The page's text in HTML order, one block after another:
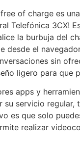
of charge es
Telefónica 3CX!
la burbuja del
desde el
sin
ligero para
apps y
servicio
es que solo
realizar